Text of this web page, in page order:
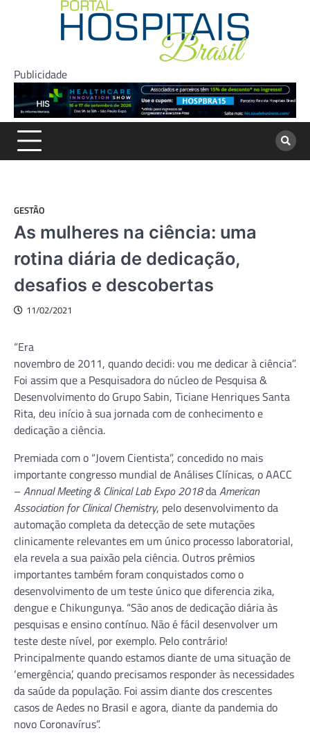
Publicidade
GESTÃO
As mulheres na ciência: uma
rotina diária de dedicação,
desafios e descobertas
11/02/2021
“Era
novembro de 2011, quando decidi: vou me dedicar à ciência”.
Foi assim que a Pesquisadora do núcleo de Pesquisa &
Desenvolvimento do Grupo Sabin, Ticiane Henriques Santa
Rita, deu início à sua jornada com de conhecimento e
dedicação a ciência.
Premiada com o “Jovem Cientista”, concedido no mais
importante congresso mundial de Análises Clínicas, o AACC
– Annual Meeting & Clinical Lab Expo 2018daAmerican
Association for Clinical Chemistry, pelo desenvolvimento da
automação completa da detecção de sete mutações
clinicamente relevantes em um único processo laboratorial,
ela revela a sua paixão pela ciência. Outros prêmios
importantes também foram conquistados como o
desenvolvimento de um teste único que diferencia zika,
dengue e Chikungunya. “São anos de dedicação diária às
pesquisas e ensino contínuo. Não é fácil desenvolver um
teste deste nível, por exemplo. Pelo contrário!
Principalmente quando estamos diante de uma situação de
‘emergência’, quando precisamos responder às necessidades
da saúde da população. Foi assim diante dos crescentes
casos de Aedes no Brasil e agora, diante da pandemia do
novo Coronavírus”.